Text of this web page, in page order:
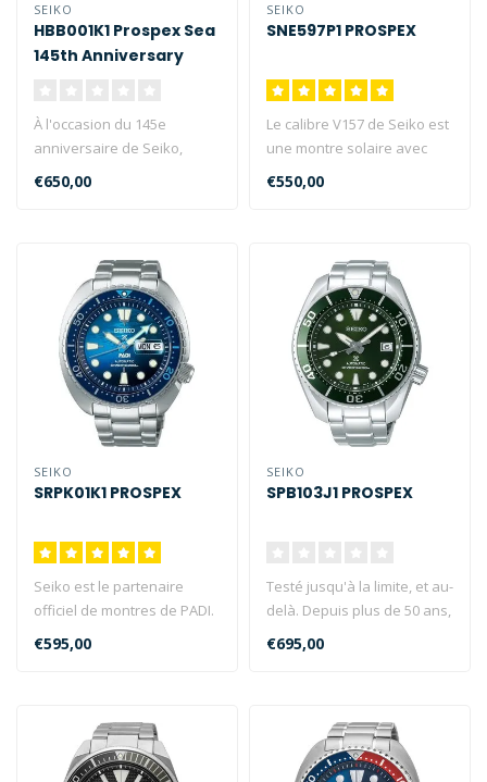
SEIKO
HBB001K1 Prospex Sea
145th Anniversary
À l'occasion du 145e
anniversaire de Seiko,
Seiko Prospex présente un
modèle ..
€650,00
SEIKO
SNE597P1 PROSPEX
Le calibre V157 de Seiko est
une montre solaire avec
affichage de la date. Seiko..
€550,00
SEIKO
SRPK01K1 PROSPEX
Seiko est le partenaire
officiel de montres de PADI.
Seiko et PADI partagent
€595,00
SEIKO
SPB103J1 PROSPEX
Testé jusqu'à la limite, et au-
delà. Depuis plus de 50 ans,
les montres de pl..
€695,00